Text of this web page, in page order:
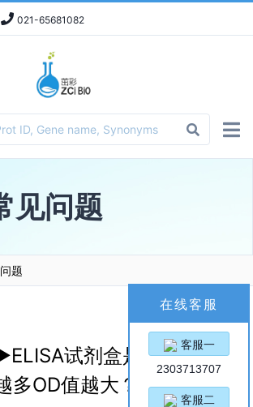
021-65681082
见问题
题
试剂盒是不是抗原
多OD值越大？
在线客服
客服一
2303713707
客服二